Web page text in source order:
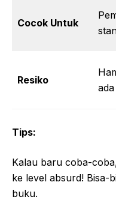
Cocok Untuk
Resiko
ada
Tips:
Kalau baru coba-
ke level absurd! Bisa-
buku.